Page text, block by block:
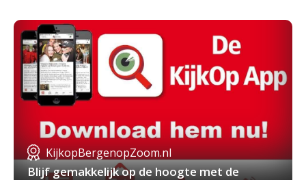
KijkopBergenopZoom.nl
Blijf gemakkelijk op de hoogte met de